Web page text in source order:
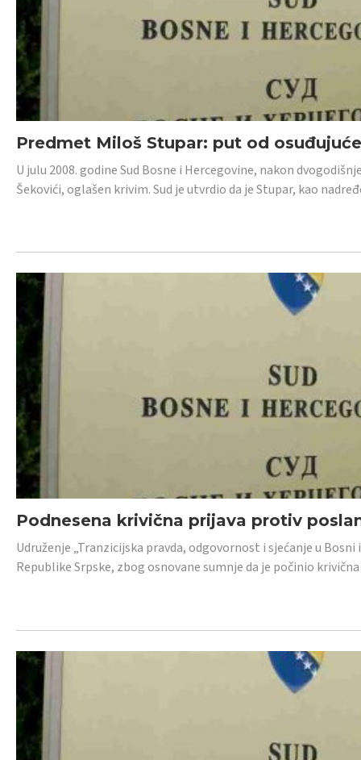
Predmet Miloš Stupar: put od
U julu 2008. godine Sud Bosne i Hercegovine, nakon
Šekovići, oglašen krivim. Sud je utvrdio da je Stupar, kao
Podnesena krivična prijava protiv
Udruženje „Tranzicijska pravda, odgovornost i sjećanje u
Republike Srpske, zbog osnovane sumnje da je počinio